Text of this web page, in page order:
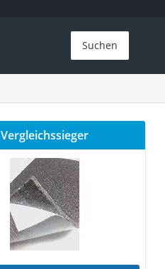
Suchen
Vergleichssieger